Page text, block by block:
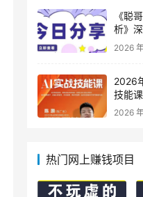
策略
《聪
析》
车、
2026
2026
技能
构、
2026
热门网上赚钱项目